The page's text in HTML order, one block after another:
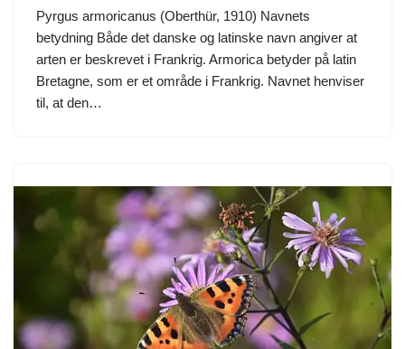
Pyrgus armoricanus (Oberthür, 1910) Navnets
betydning Både det danske og latinske navn angiver at
arten er beskrevet i Frankrig. Armorica betyder på latin
Bretagne, som er et område i Frankrig. Navnet henviser
til, at den…